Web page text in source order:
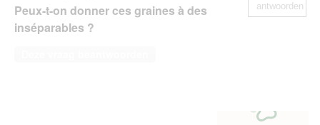
Peux-t-on donner ces graines à des
inséparables ?
antwoorden